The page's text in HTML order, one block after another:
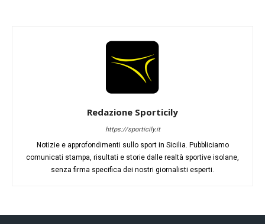
Redazione Sporticily
https://sporticily.it
Notizie e approfondimenti sullo sport in Sicilia. Pubbliciamo
comunicati stampa, risultati e storie dalle realtà sportive isolane,
senza firma specifica dei nostri giornalisti esperti.